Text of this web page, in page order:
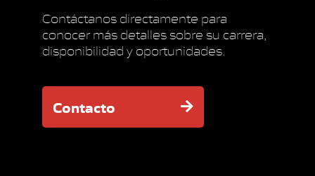
Contáctanos directamente para
conocer más detalles sobre su carrera,
disponibilidad y oportunidades.
Contacto